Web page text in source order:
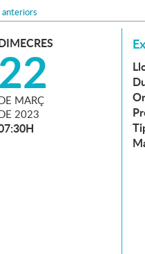
anteriors
22
MARÇ
2023